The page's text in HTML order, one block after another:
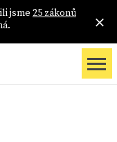
jsme 25 zákonů